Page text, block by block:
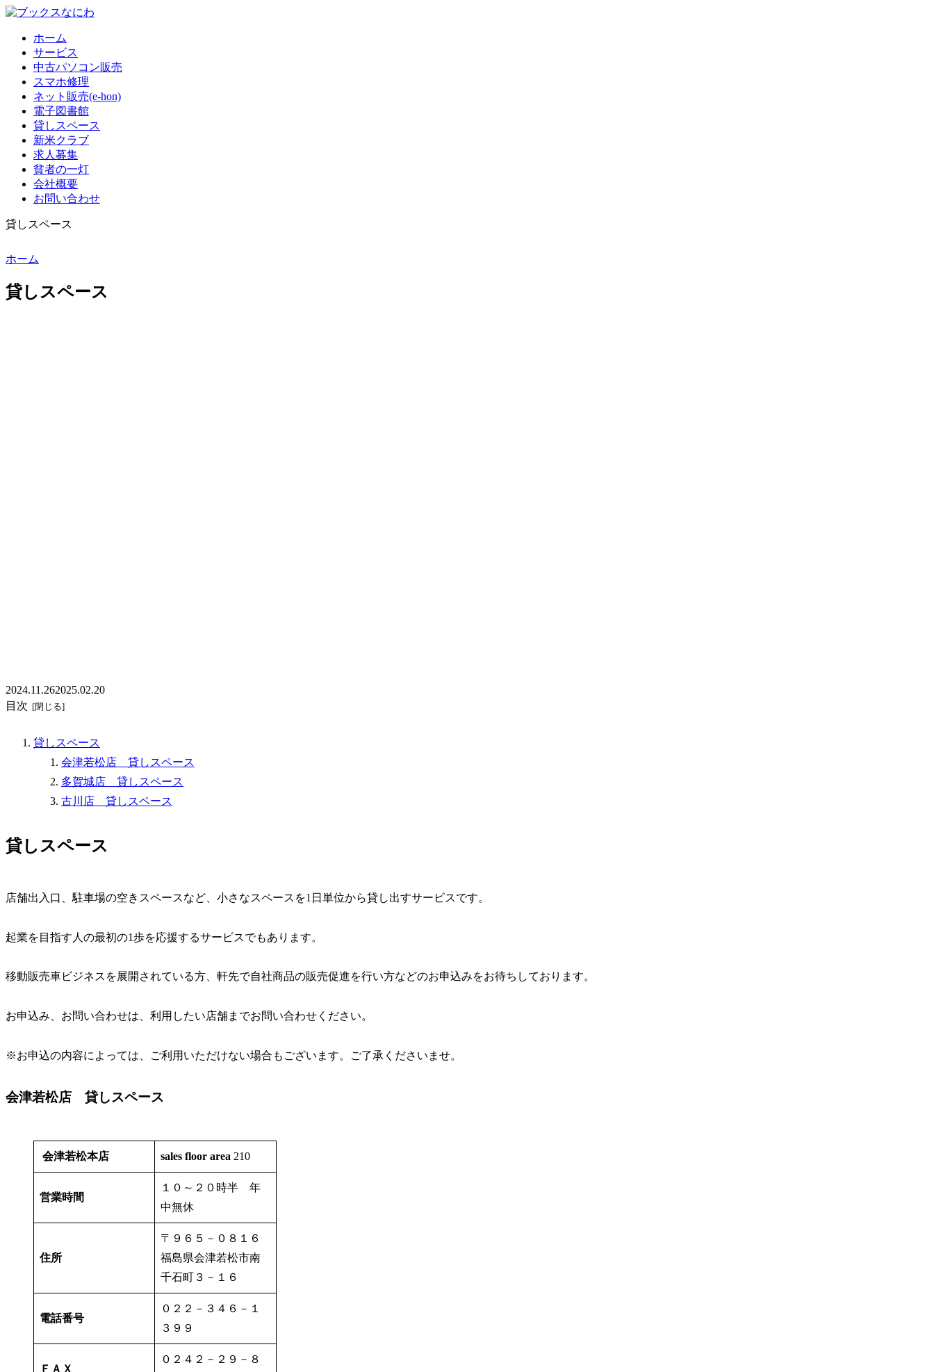
ホーム
サービス
中古パソコン販売
スマホ修理
ネット販売(e-hon)
電子図書館
貸しスペース
新米クラブ
求人募集
貧者の一灯
会社概要
お問い合わせ
貸しスペース
ホーム
貸しスペース
2024.11.262025.02.20
目次
貸しスペース
会津若松店 貸しスペース
多賀城店 貸しスペース
古川店 貸しスペース
貸しスペース
店舗出入口、駐車場の空きスペースなど、小さなスペースを1日単位から貸し出すサービスです。
起業を目指す人の最初の1歩を応援するサービスでもあります。
移動販売車ビジネスを展開されている方、軒先で自社商品の販売促進を行い方などのお申込みをお待ちしております。
お申込み、お問い合わせは、利用したい店舗までお問い合わせください。
※お申込の内容によっては、ご利用いただけない場合もございます。ご了承くださいませ。
会津若松店 貸しスペース
会津若松本店 sales floor area 210
営業時間
１０～２０時半 年
中無休
住所
〒９６５－０８１６
福島県会津若松市南
千石町３－１６
電話番号
０２２－３４６－１
３９９
ＦＡＸ
０２４２－２９－８